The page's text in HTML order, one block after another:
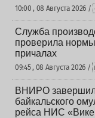
10:00 , 08 Августа 2026 /
Служба
проверила
причалах
09:45 , 08 Августа 2026 /
ВНИРО
байкальского
рейса НИС